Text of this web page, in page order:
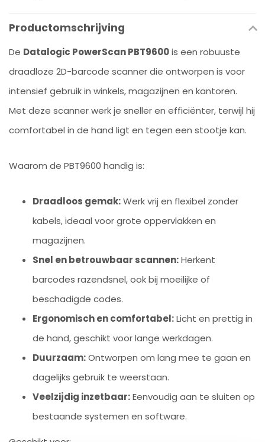
Productomschrijving
De Datalogic PowerScan PBT9600is een robuuste
draadloze 2D-barcode scanner die ontworpen is voor
intensief gebruik in winkels, magazijnen en kantoren.
Met deze scanner werk je sneller en efficiënter, terwijl hij
comfortabel in de hand ligt en tegen een stootje kan.
Waarom de PBT9600 handig is:
Draadloos gemak:Werk vrij en flexibel zonder
kabels, ideaal voor grote oppervlakken en
magazijnen.
Snel en betrouwbaar scannen:Herkent
barcodes razendsnel, ook bij moeilijke of
beschadigde codes.
Ergonomisch en comfortabel:Licht en prettig in
de hand, geschikt voor lange werkdagen.
Duurzaam:Ontworpen om lang mee te gaan en
dagelijks gebruik te weerstaan.
Veelzijdig inzetbaar:Eenvoudig aan te sluiten op
bestaande systemen en software.